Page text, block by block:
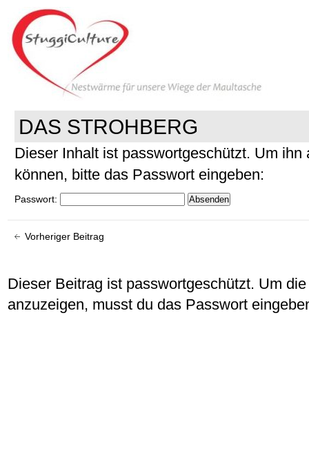
DAS STROHBERG
Dieser Inhalt ist passwortgeschützt. Um ihn
können, bitte das Passwort eingeben:
Passwort:
Vorheriger Beitrag
Dieser Beitrag ist passwortgeschützt. Um
anzuzeigen, musst du das Passwort